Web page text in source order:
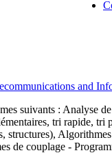
and
suivants : Analyse
tri rapide, tri
structures),
de couplage -